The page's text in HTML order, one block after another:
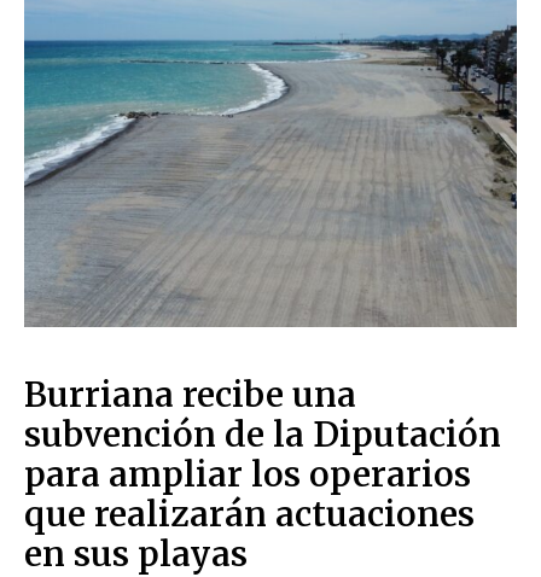
Burriana recibe una
subvención de la Diputación
para ampliar los operarios
que realizarán actuaciones
en sus playas